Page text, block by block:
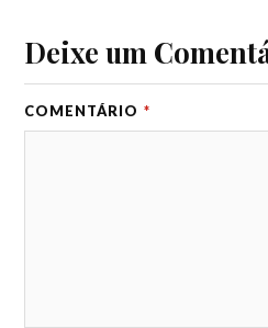
Deixe um
COMENTÁRIO *